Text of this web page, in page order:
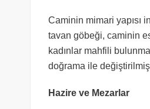
Caminin mimari yapısı
tavan göbeği, caminin
kadınlar mahfili
doğrama ile
Hazire ve Mezarlar